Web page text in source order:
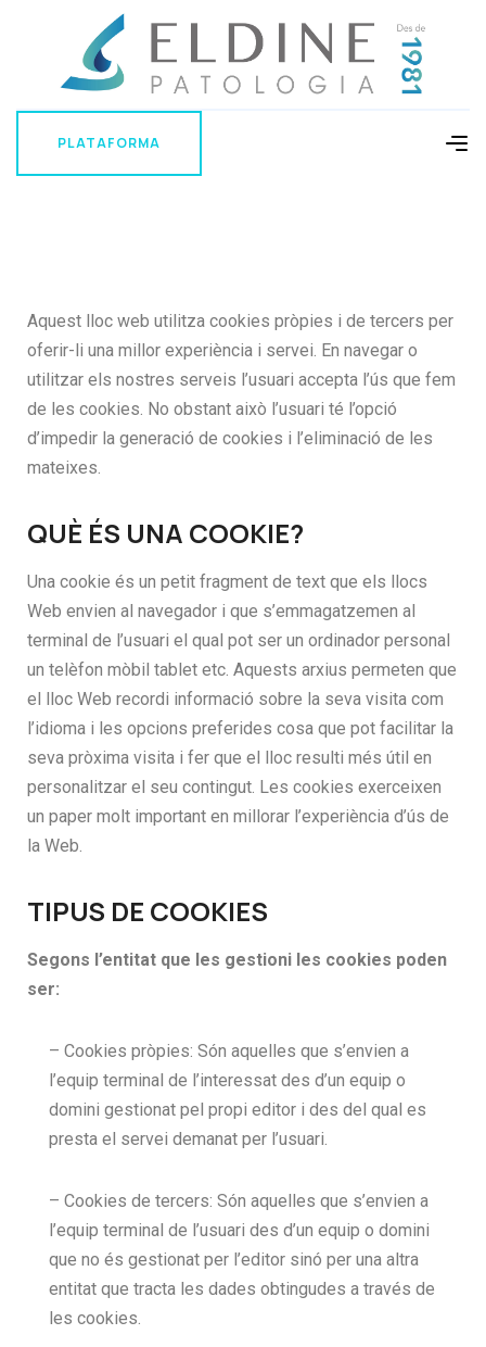
PLATAFORMA
Aquest lloc web utilitza cookies pròpies i de tercers per
oferir-li una millor experiència i servei. En navegar o
utilitzar els nostres serveis l’usuari accepta l’ús que fem
de les cookies. No obstant això l’usuari té l’opció
d’impedir la generació de cookies i l’eliminació de les
mateixes.
QUÈ ÉS UNA COOKIE?
Una cookie és un petit fragment de text que els llocs
Web envien al navegador i que s’emmagatzemen al
terminal de l’usuari el qual pot ser un ordinador personal
un telèfon mòbil tablet etc. Aquests arxius permeten que
el lloc Web recordi informació sobre la seva visita com
l’idioma i les opcions preferides cosa que pot facilitar la
seva pròxima visita i fer que el lloc resulti més útil en
personalitzar el seu contingut. Les cookies exerceixen
un paper molt important en millorar l’experiència d’ús de
la Web.
TIPUS DE COOKIES
Segons l’entitat que les gestioni les cookies poden
ser:
– Cookies pròpies: Són aquelles que s’envien a
l’equip terminal de l’interessat des d’un equip o
domini gestionat pel propi editor i des del qual es
presta el servei demanat per l’usuari.
– Cookies de tercers: Són aquelles que s’envien a
l’equip terminal de l’usuari des d’un equip o domini
que no és gestionat per l’editor sinó per una altra
entitat que tracta les dades obtingudes a través de
les cookies.